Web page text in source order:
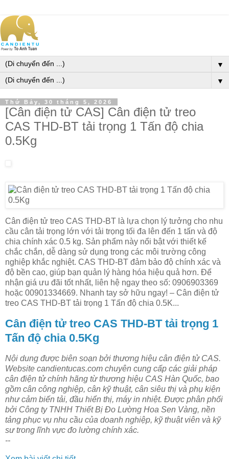
▼
▼
Thứ Bảy, 30 tháng 5, 2026
[Cân điện tử CAS] Cân điện tử treo
CAS THD-BT tải trọng 1 Tấn độ chia
0.5Kg
Cân điện tử treo CAS THD-BT là lựa chọn lý tưởng cho nhu
cầu cân tải trọng lớn với tải trọng tối đa lên đến 1 tấn và độ
chia chính xác 0.5 kg. Sản phẩm này nổi bật với thiết kế
chắc chắn, dễ dàng sử dụng trong các môi trường công
nghiệp khắc nghiệt. CAS THD-BT đảm bảo độ chính xác và
độ bền cao, giúp bạn quản lý hàng hóa hiệu quả hơn. Để
nhận giá ưu đãi tốt nhất, liên hệ ngay theo số: 0906903369
hoặc 00901334669. Nhanh tay sở hữu ngay! – Cân điện tử
treo CAS THD-BT tải trọng 1 Tấn độ chia 0.5K...
Cân điện tử treo CAS THD-BT tải trọng 1
Tấn độ chia 0.5Kg
Nội dung được biên soạn bởi thương hiệu cân điện tử CAS.
Website candientucas.com chuyên cung cấp các giải pháp
cân điện tử chính hãng từ thương hiệu CAS Hàn Quốc, bao
gồm cân công nghiệp, cân kỹ thuật, cân siêu thị và phụ kiện
như cảm biến tải, đầu hiển thị, máy in nhiệt. Được phân phối
bởi Công ty TNHH Thiết Bị Đo Lường Hoa Sen Vàng, nền
tảng phục vụ nhu cầu của doanh nghiệp, kỹ thuật viên và kỹ
sư trong lĩnh vực đo lường chính xác.
--